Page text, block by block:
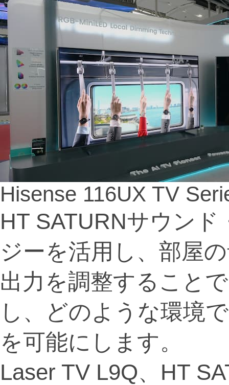
Hisense 116UX TV
HT SATURNサウン
ジーを活用し、部屋
出力を調整すること
し、どのような環境
を可能にします。
Laser TV L9Q、HT